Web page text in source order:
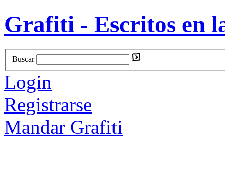
Grafiti - Escritos en
Buscar
Login
Registrarse
Mandar Grafiti